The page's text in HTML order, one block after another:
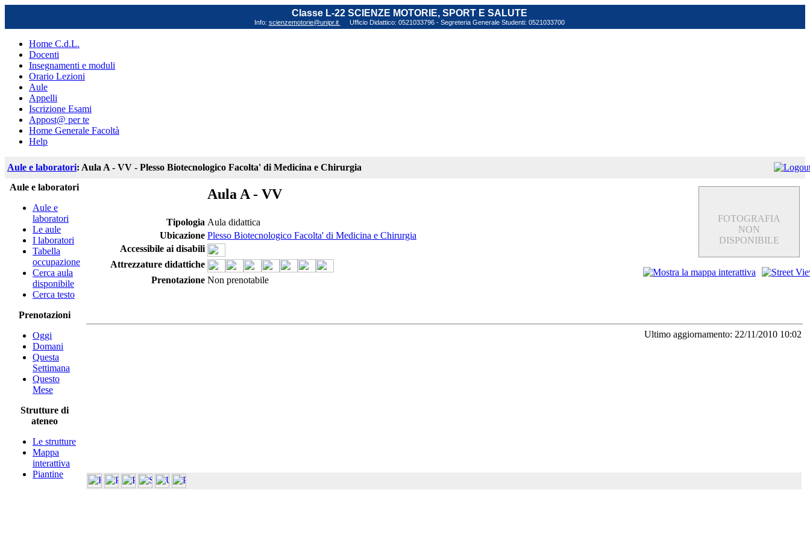
Classe L-22 SCIENZE MOTORIE, SPORT E SALUTE
Info: scienzemotorie@unipr.it Ufficio Didattico: 0521033796 - Segreteria Generale Studenti: 0521033700
Home C.d.L.
Docenti
Insegnamenti e moduli
Orario Lezioni
Aule
Appelli
Iscrizione Esami
Appost@ per te
Home Generale Facoltà
Help
Aule e laboratori: Aula A - VV - Plesso Biotecnologico Facolta' di Medicina e Chirurgia
Aule e laboratori
Aule e
laboratori
Le aule
I laboratori
Tabella
occupazione
Cerca aula
disponibile
Cerca testo
Prenotazioni
Oggi
Domani
Questa
Settimana
Questo
Mese
Strutture di
ateneo
Le strutture
Mappa
interattiva
Piantine
Aula A - VV
FOTOGRAFIA
NON
DISPONIBILE
Tipologia Aula didattica
Ubicazione Plesso Biotecnologico Facolta' di Medicina e Chirurgia
Accessibile ai disabili
Attrezzature didattiche
Prenotazione Non prenotabile
Ultimo aggiornamento: 22/11/2010 10:02